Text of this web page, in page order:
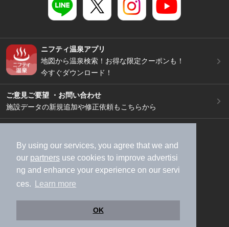
By using our services, you agree that we and
our partners use cookies to improve advertisi
ng and enhance your experience on our servi
ces.
Learn more
OK
ニフティ温泉アプリ
地図から温泉検索！お得な限定クーポンも！
今すぐダウンロード！
ご意見ご要望 ・お問い合わせ
施設データの新規追加や修正依頼もこちらから
加盟店募集（資料請求）
広告出稿のご案内
利用規約
ライフスタイルMEMBERS+規約
特定商取引法に基づく表記
ヘルプ
採用情報
運営会社